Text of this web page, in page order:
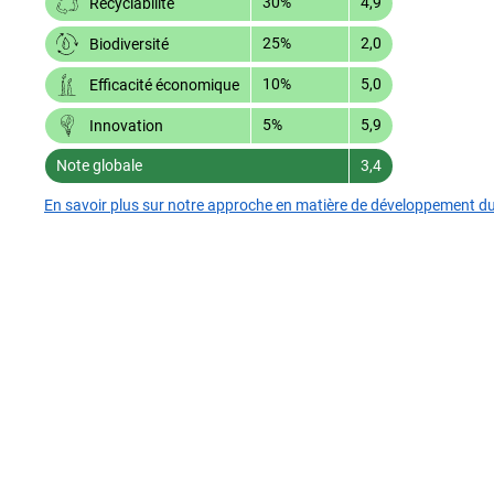
Biodiversité 25% 2,0
Efficacité économique 10% 5,0
Innovation 5% 5,9
Note globale 3,4
En savoir plus sur notre approche en matière de développement